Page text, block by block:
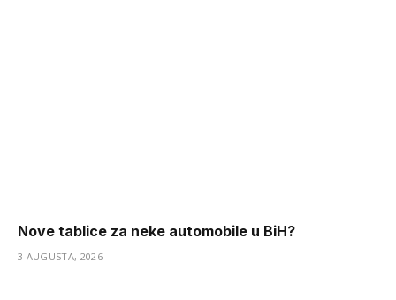
Nove tablice za neke automobile u BiH?
3 AUGUSTA, 2026